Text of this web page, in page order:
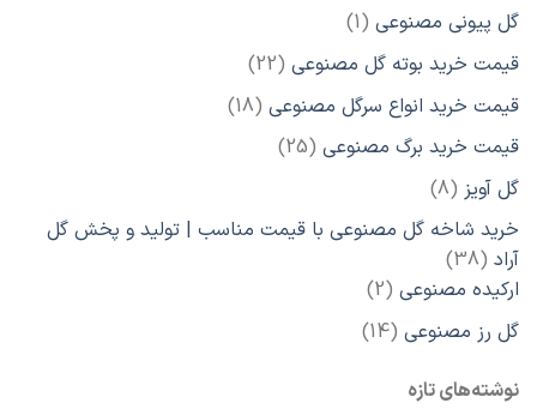
گل پیونی مصنوعی 1
1
محصول
قیمت خرید بوته گل مصنوعی 22
22
محصول قیمت خرید انواع سرگل مصنوعی 18
18
قیمت خرید برگ مصنوعی 25
25
گل آویز 8
8
محصول
خرید شاخه گل مصنوعی با قیمت مناسب | تولید و پخش گل
آراد 38
38
محصول
ارکیده مصنوعی 2
2
محصول
گل رز مصنوعی 14
14
نوشته‌های تازه